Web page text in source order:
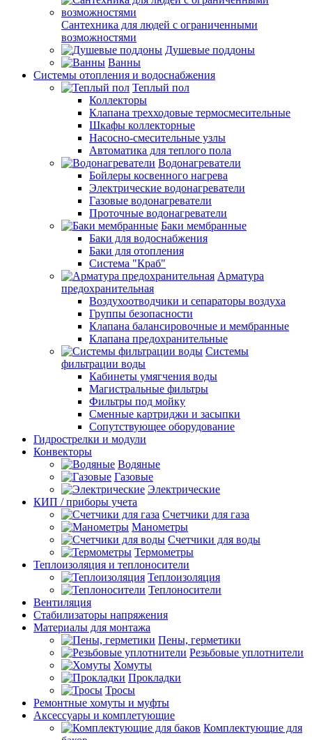
Сантехника для людей с ограниченными
возможностями
Душевые поддоны
Ванны
Системы отопления и водоснабжения
Теплый пол
Коллекторы
Клапана трехходовые термосмесительные
Шкафы коллекторные
Насосно-смесительные узлы
Автоматика для теплого пола
Водонагреватели
Бойлеры косвенного нагрева
Электрические водонагреватели
Газовые водонагреватели
Проточные водонагреватели
Баки мембранные
Баки для водоснабжения
Баки для отопления
Система "Краб"
Арматура
предохранительная
Воздухоотводчики и сепараторы воздуха
Группы безопасности
Клапана балансировочные и мембранные
Клапана предохранительные
Системы
фильтрации воды
Кабинеты умягчения воды
Магистральные фильтры
Фильтры под мойку
Сменные картриджи и засыпки
Сопутствующее оборудование
Гидрострелки и модули
Конвекторы
Водяные
Газовые
Электрические
КИП / приборы учета
Счетчики для газа
Манометры
Счетчики для воды
Термометры
Теплоизоляция и теплоносители
Теплоизоляция
Теплоносители
Вентиляция
Стабилизаторы напряжения
Материалы для монтажа
Пены, герметики
Резьбовые уплотнители
Хомуты
Прокладки
Тросы
Ремонтные хомуты и муфты
Аксессуары и комплетующие
Комплектующие для